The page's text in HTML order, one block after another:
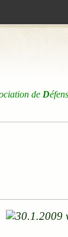
de D